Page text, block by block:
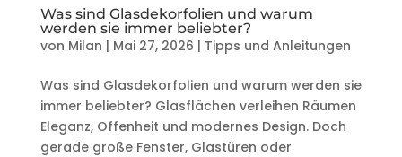
Was sind Glasdekorfolien und warum
werden sie immer beliebter?
von Milan | Mai 27, 2026 | Tipps und Anleitungen
Was sind Glasdekorfolien und warum werden sie
immer beliebter? Glasflächen verleihen Räumen
Eleganz, Offenheit und modernes Design. Doch
gerade große Fenster, Glastüren oder